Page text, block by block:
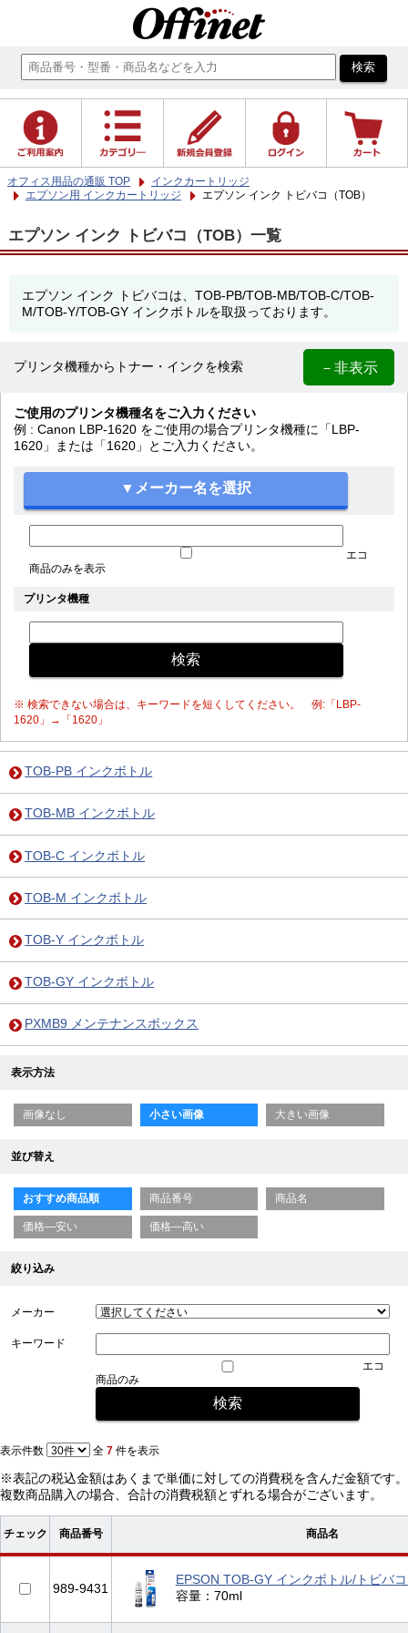
オフィス用品の通販 TOP
インクカートリッジ
エプソン用 インクカートリッジ
エプソン インク トビバコ（TOB）
エプソン インク トビバコ（TOB）一覧
エプソン インク トビバコは、TOB-PB/TOB-MB/TOB-C/TOB-
M/TOB-Y/TOB-GY インクボトルを取扱っております。
プリンタ機種からトナー・インクを検索 －非表示
ご使用のプリンタ機種名をご入力ください
例 : Canon LBP-1620 をご使用の場合プリンタ機種に「LBP-
1620」または「1620」とご入力ください。
エコ
商品のみを表示
プリンタ機種
※ 検索できない場合は、キーワードを短くしてください。 例:「LBP-
1620」→「1620」
TOB-PB インクボトル
TOB-MB インクボトル
TOB-C インクボトル
TOB-M インクボトル
TOB-Y インクボトル
TOB-GY インクボトル
PXMB9 メンテナンスボックス
表示方法
画像なし 小さい画像 大きい画像
並び替え
おすすめ商品順 商品番号 商品名
価格—安い 価格—高い
絞り込み
メーカー
キーワード
エコ
商品のみ
表示件数 全 7 件を表示
※表記の税込金額はあくまで単価に対しての消費税を含んだ金額です。
複数商品購入の場合、合計の消費税額とずれる場合がございます。
チェック 商品番号 商品名
989-9431
EPSON TOB-GY インクボトル/トビバ
容量：70ml